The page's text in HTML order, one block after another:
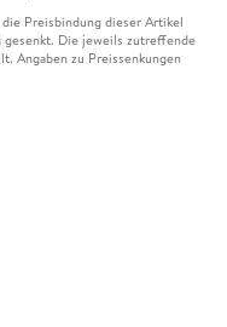
Preisbindung dieser Artikel
gesenkt. Die jeweils zutreffende
Angaben zu Preissenkungen